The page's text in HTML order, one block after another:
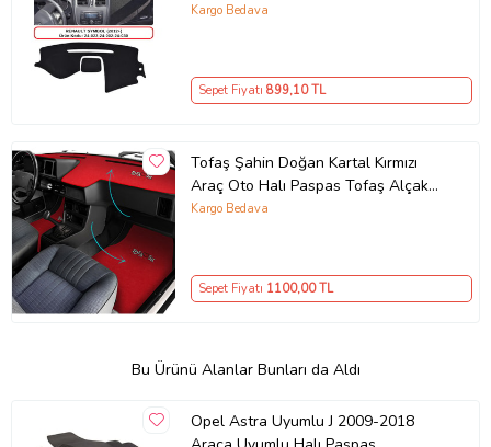
Kargo Bedava
Sepet Fiyatı 899,10 TL
Tofaş Şahin Doğan Kartal Kırmızı
Araç Oto Halı Paspas Tofaş Alçak
Torpido Koruma Kaplama Halısı
Kargo Bedava
Sepet Fiyatı 1100,00 TL
Bu Ürünü Alanlar Bunları da Aldı
Opel Astra Uyumlu J 2009-2018